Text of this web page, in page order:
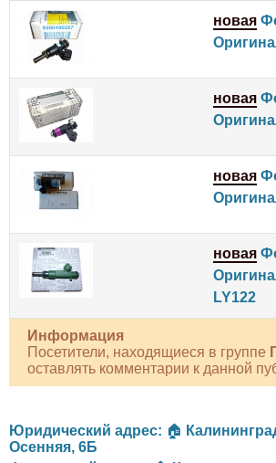
новая
новая
новая
новая
LY122
Информация
Посетители, находящиеся в группе
оставлять комментарии к данной
Юридический адрес: 🏠
Осенняя, 6Б